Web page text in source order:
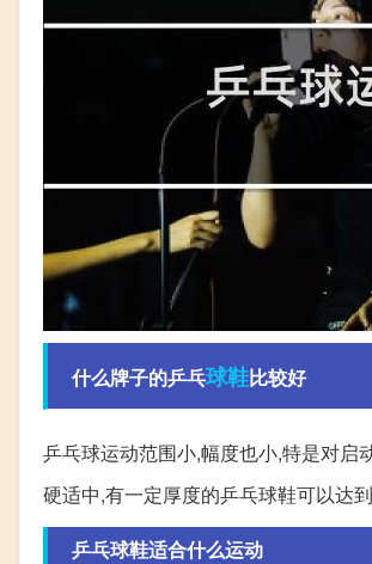
什么牌子的乒乓球鞋比较好
乒乓球运动范围小,幅度也小,特是对启
硬适中,有一定厚度的乒乓球鞋可以达
乒乓球鞋适合什么运动